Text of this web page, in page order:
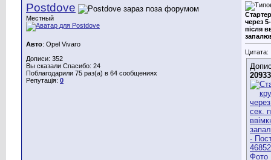
Postdove
Местный
Авто: Opel Vivaro
Дописи: 352
Вы сказали Спасибо: 24
Поблагодарили 75 раз(а) в 64 сообщениях
Репутація: 0
через
після
Цитата: